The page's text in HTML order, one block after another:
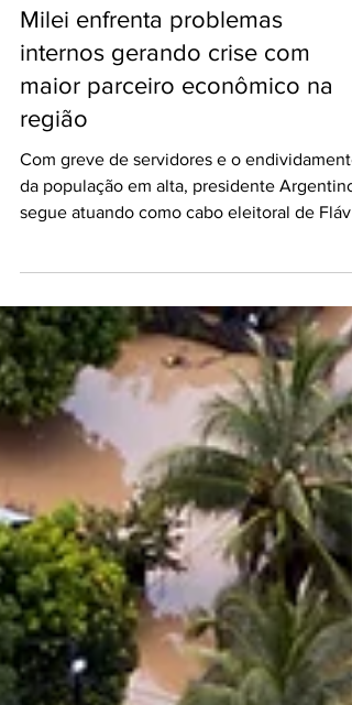
Política
Milei enfrenta problemas
internos gerando crise com
maior parceiro econômico na
região
Com greve de servidores e o endividamento
da população em alta, presidente Argentino
Bolsonaro.